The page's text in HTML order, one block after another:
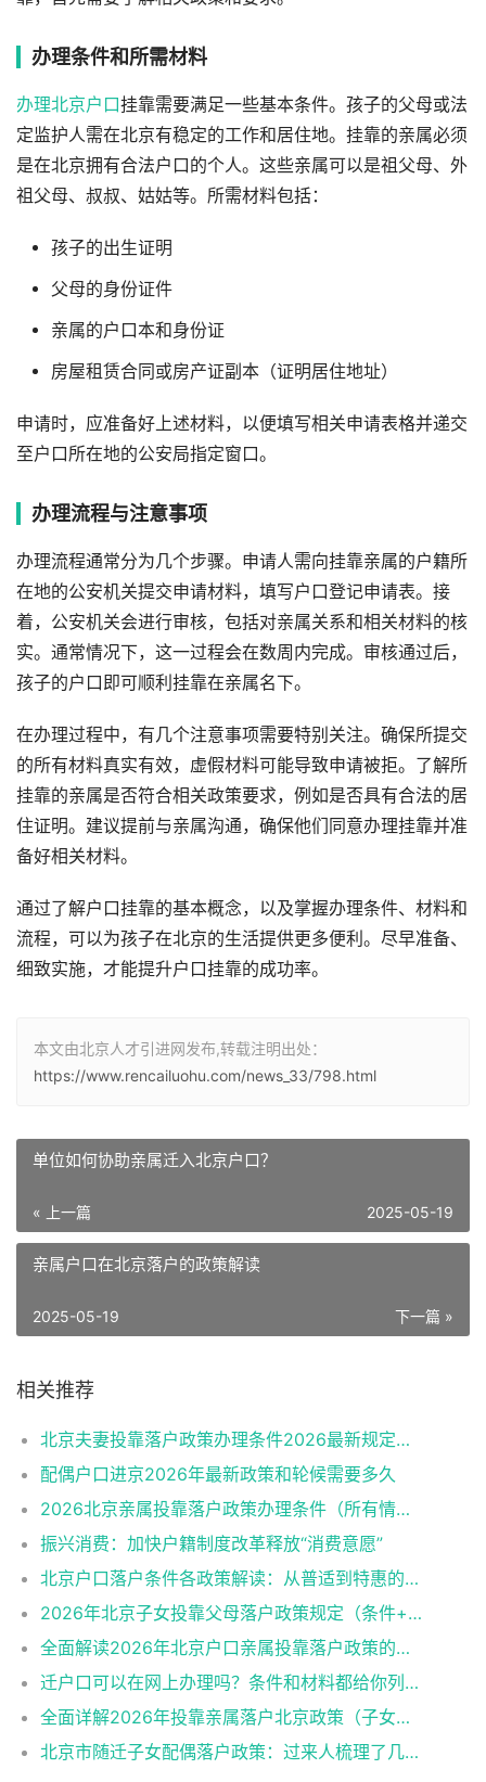
办理条件和所需材料
办理北京户口挂靠需要满足一些基本条件。孩子的父母或法
定监护人需在北京有稳定的工作和居住地。挂靠的亲属必须
是在北京拥有合法户口的个人。这些亲属可以是祖父母、外
祖父母、叔叔、姑姑等。所需材料包括：
孩子的出生证明
父母的身份证件
亲属的户口本和身份证
房屋租赁合同或房产证副本（证明居住地址）
申请时，应准备好上述材料，以便填写相关申请表格并递交
至户口所在地的公安局指定窗口。
办理流程与注意事项
办理流程通常分为几个步骤。申请人需向挂靠亲属的户籍所
在地的公安机关提交申请材料，填写户口登记申请表。接
着，公安机关会进行审核，包括对亲属关系和相关材料的核
实。通常情况下，这一过程会在数周内完成。审核通过后，
孩子的户口即可顺利挂靠在亲属名下。
在办理过程中，有几个注意事项需要特别关注。确保所提交
的所有材料真实有效，虚假材料可能导致申请被拒。了解所
挂靠的亲属是否符合相关政策要求，例如是否具有合法的居
住证明。建议提前与亲属沟通，确保他们同意办理挂靠并准
备好相关材料。
通过了解户口挂靠的基本概念，以及掌握办理条件、材料和
流程，可以为孩子在北京的生活提供更多便利。尽早准备、
细致实施，才能提升户口挂靠的成功率。
本文由北京人才引进网发布,转载注明出处：
https://www.rencailuohu.com/news_33/798.html
单位如何协助亲属迁入北京户口？
« 上一篇 2025-05-19
亲属户口在北京落户的政策解读
下一篇 »
2025-05-19
相关推荐
北京夫妻投靠落户政策办理条件2026最新规定消息
配偶户口进京2026年最新政策和轮候需要多久
2026北京亲属投靠落户政策办理条件（所有情况）
振兴消费：加快户籍制度改革释放“消费意愿”
北京户口落户条件各政策解读：从普适到特惠的多维通道
2026年北京子女投靠父母落户政策规定（条件+材料+流程）
全面解读2026年北京户口亲属投靠落户政策的各类情形
迁户口可以在网上办理吗？条件和材料都给你列好了！
全面详解2026年投靠亲属落户北京政策（子女、父母、夫妻）
北京市随迁子女配偶落户政策：过来人梳理了几个关键点